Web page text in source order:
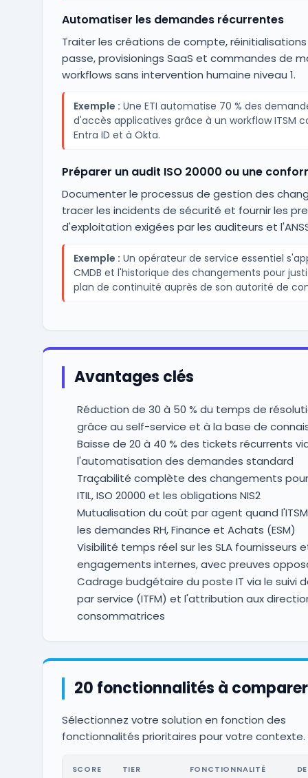
Automatiser les demandes récurrentes
Traiter les créations de compte,
passe, provisionings SaaS et commandes de
workflows sans intervention humaine niveau 1.
Exemple : Une ETI automatise 70 % des
d'accès applicatives grâce à un workflow ITSM
Entra ID et à Okta.
Préparer un audit ISO 20000 ou une
Documenter le processus de gestion des
tracer les incidents de sécurité et fournir les
d'exploitation exigées par les auditeurs et
Exemple : Un opérateur de service essentiel
CMDB et l'historique des changements pour
plan de continuité auprès de son autorité de
Avantages clés
Réduction de 30 à 50 % du temps de
grâce au self-service et à la base de
Baisse de 20 à 40 % des tickets récurrents
l'automatisation des demandes standard
Traçabilité complète des changements
ITIL, ISO 20000 et les obligations NIS2
Mutualisation du coût par agent quand
les demandes RH, Finance et Achats (ESM)
Visibilité temps réel sur les SLA fournisseurs
engagements internes, avec preuves
Cadrage budgétaire du poste IT via le suivi
par service (ITFM) et l'attribution aux
consommatrices
20 fonctionnalités à comparer
Sélectionnez votre solution en fonction des
fonctionnalités prioritaires pour votre contexte.
SCORE TIER FONCTIONNALITÉ